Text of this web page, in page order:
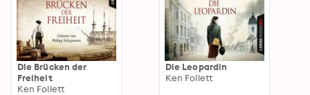
Die Brücken der
Freiheit
Ken Follett
Die Leopardin
Ken Follett